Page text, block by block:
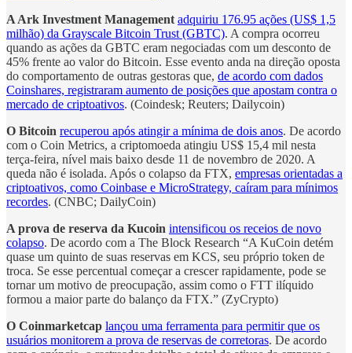
A Ark Investment Management adquiriu 176.95 ações (US$ 1,5
milhão) da Grayscale Bitcoin Trust (GBTC). A compra ocorreu
quando as ações da GBTC eram negociadas com um desconto de
45% frente ao valor do Bitcoin. Esse evento anda na direção oposta
do comportamento de outras gestoras que, de acordo com dados
Coinshares, registraram aumento de posições que apostam contra o
mercado de criptoativos. (Coindesk; Reuters; Dailycoin)
O Bitcoin recuperou após atingir a mínima de dois anos. De acordo
com o Coin Metrics, a criptomoeda atingiu US$ 15,4 mil nesta
terça-feira, nível mais baixo desde 11 de novembro de 2020. A
queda não é isolada. Após o colapso da FTX, empresas orientadas a
criptoativos, como Coinbase e MicroStrategy, caíram para mínimos
recordes. (CNBC; DailyCoin)
A prova de reserva da Kucoin intensificou os receios de novo
colapso. De acordo com a The Block Research “A KuCoin detém
quase um quinto de suas reservas em KCS, seu próprio token de
troca. Se esse percentual começar a crescer rapidamente, pode se
tornar um motivo de preocupação, assim como o FTT ilíquido
formou a maior parte do balanço da FTX.” (ZyCrypto)
O Coinmarketcap lançou uma ferramenta para permitir que os
usuários monitorem a prova de reservas de corretoras. De acordo